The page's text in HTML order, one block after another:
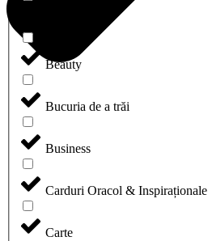
Beauty
Bucuria de a trăi
Business
Carduri Oracol & Inspiraționale
Carte